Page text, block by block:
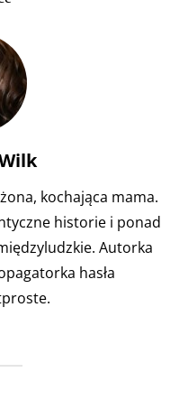
kochająca mama.
historie i ponad
Autorka
hasła